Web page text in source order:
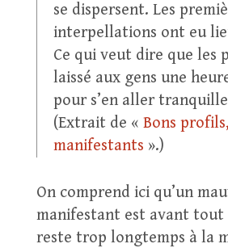
se dispersent. Les
interpellations ont eu
Ce qui veut dire que les
laissé aux gens une
pour s’en aller
(Extrait de « Bons
manifestants ».)
On comprend ici qu’un
manifestant est avant tout
reste trop longtemps à la